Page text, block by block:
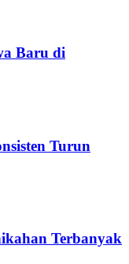
Baru di
Turun
Terbanyak